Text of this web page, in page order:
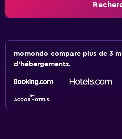
momondo compare plus de 3
d'hébergements.